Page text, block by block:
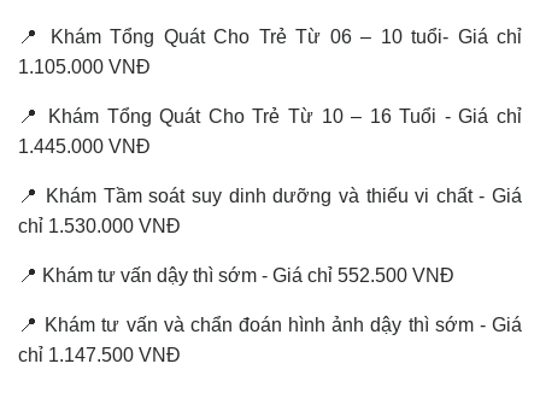
📍 Khám Tổng Quát Cho Trẻ Từ 06 – 10 tuổi- Giá chỉ
1.105.000 VNĐ
📍 Khám Tổng Quát Cho Trẻ Từ 10 – 16 Tuổi - Giá chỉ
1.445.000 VNĐ
📍 Khám Tầm soát suy dinh dưỡng và thiếu vi chất - Giá
chỉ 1.530.000 VNĐ
📍 Khám tư vấn dậy thì sớm - Giá chỉ 552.500 VNĐ
📍 Khám tư vấn và chẩn đoán hình ảnh dậy thì sớm - Giá
chỉ 1.147.500 VNĐ